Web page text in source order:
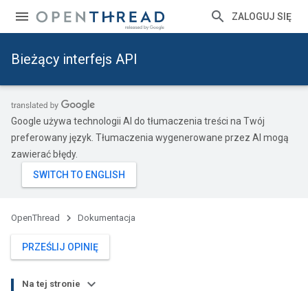
ZALOGUJ SIĘ
Bieżący interfejs API
Google używa technologii AI do tłumaczenia treści na Twój
preferowany język. Tłumaczenia wygenerowane przez AI mogą
zawierać błędy.
OpenThread Dokumentacja
PRZEŚLIJ OPINIĘ
Na tej stronie